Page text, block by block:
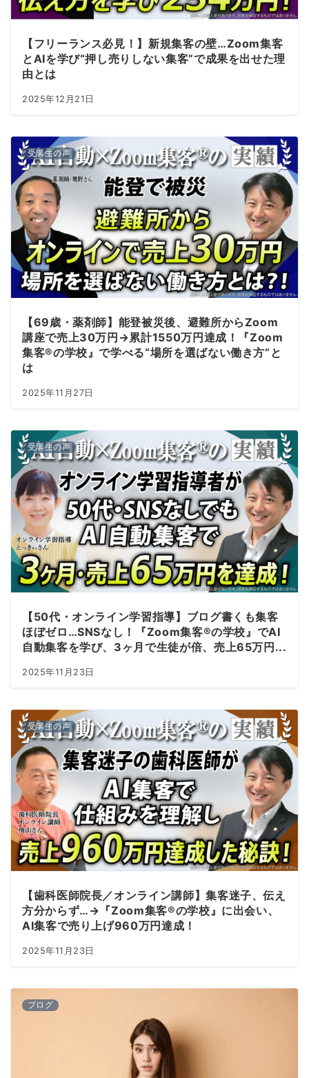
【フリーランス必見！】新規集客の壁…Zoom集客
とAIを学び“押し売りしない集客”で成果を出せた理
由とは
2025年12月21日
受講生の声
【69歳・薬剤師】能登被災後、避難所からZoom
講座で売上30万円→累計1550万円達成！『Zoom
集客®の学校』で学べる“場所を選ばない働き方”と
は
2025年11月27日
受講生の声
【50代・オンライン学習指導】ブログ書くも集客
ほぼゼロ…SNSなし！『Zoom集客®の学校』でAI
自動集客を学び、3ヶ月で生徒が倍、売上65万円...
2025年11月23日
受講生の声
【歯科医師院長／オンライン講師】集客迷子、伝え
方分からず…→『Zoom集客®の学校』に出会い、
AI集客で売り上げ960万円達成！
2025年11月23日
ブログ